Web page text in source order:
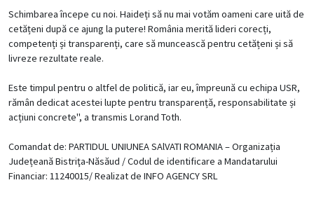
Schimbarea începe cu noi. Haideți să nu mai votăm oameni care uită de
cetățeni după ce ajung la putere! România merită lideri corecți,
competenți și transparenți, care să muncească pentru cetățeni și să
livreze rezultate reale.
Este timpul pentru o altfel de politică, iar eu, împreună cu echipa USR,
rămân dedicat acestei lupte pentru transparență, responsabilitate și
acțiuni concrete", a transmis Lorand Toth.
Comandat de: PARTIDUL UNIUNEA SAlVATI ROMANIA – Organizația
Județeană Bistriţa-Năsăud / Codul de identificare a Mandatarului
Financiar: 11240015/ Realizat de INFO AGENCY SRL